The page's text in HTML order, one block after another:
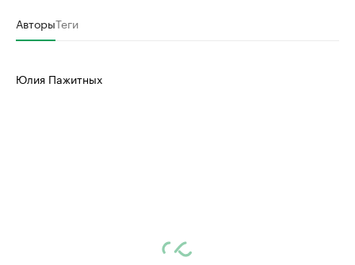
АвторыТеги
Юлия Пажитных